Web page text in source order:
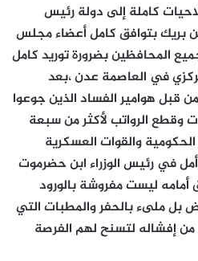
كاملة إلى دولة رئيس
بريك بتوافق كامل أعضاء مجلس
المحافظين بضرورة توريد كامل
في العاصمة عدن ،بعد
قبل هوامير الفساد الذين جوعوا
وقطع الرواتب لأكثر من سبعة
والقوات العسكرية
أمل في رئيس الوزراء ابن حضرموت
ليست مفروشة بالورود
بل ملىء بالحفر والمطبات التي
إفشاله لتسنح لهم الفرصة